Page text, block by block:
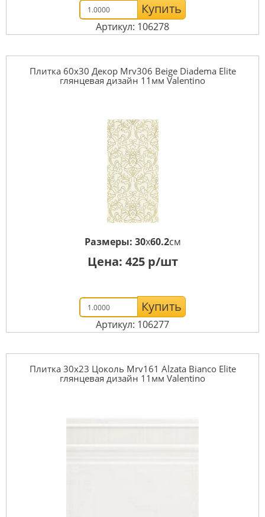
Купить
Артикул: 106278
Плитка 60x30 Декор Mrv306 Beige Diadema Elite
глянцевая дизайн 11мм Valentino
Размеры: 30x60.2см
Цена: 425р/шт
Купить
Артикул: 106277
Плитка 30x23 Цоколь Mrv161 Alzata Bianco Elite
глянцевая дизайн 11мм Valentino